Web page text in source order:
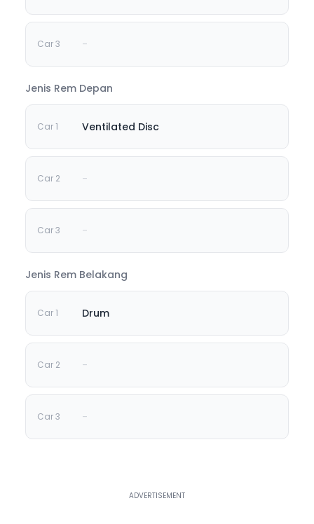
-
Jenis Rem Depan
Ventilated Disc
-
-
Jenis Rem Belakang
Drum
-
-